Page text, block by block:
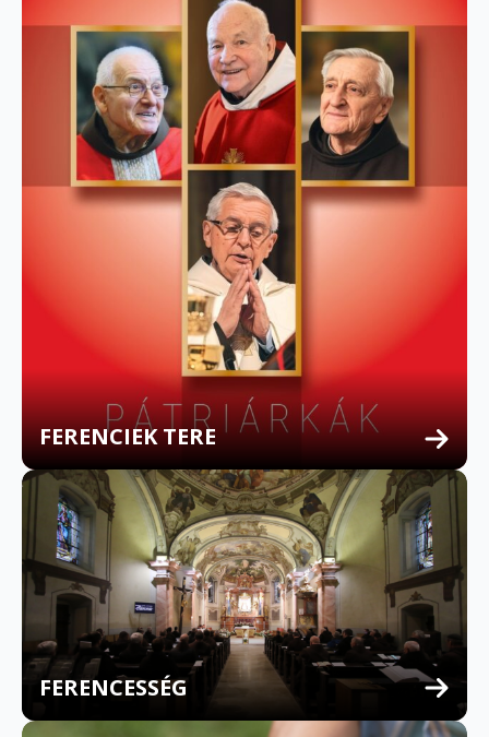
FERENCIEK TERE
FERENCESSÉG
MULTILINGUAL CONFESSION